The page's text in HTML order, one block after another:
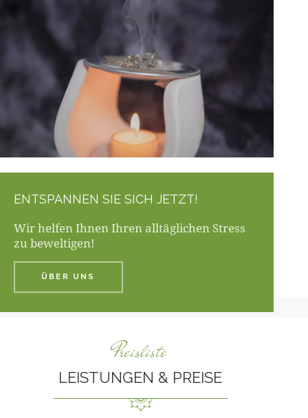
ENTSPANNEN SIE SICH JETZT!
Wir helfen Ihnen Ihren alltäglichen Stress
zu beweltigen!
ÜBER UNS
Preisliste
LEISTUNGEN & PREISE